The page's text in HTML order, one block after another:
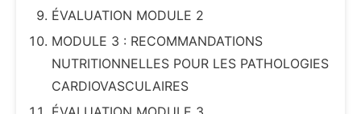
ÉVALUATION MODULE 2
MODULE 3 : RECOMMANDATIONS
NUTRITIONNELLES POUR LES PATHOLOGIES
CARDIOVASCULAIRES